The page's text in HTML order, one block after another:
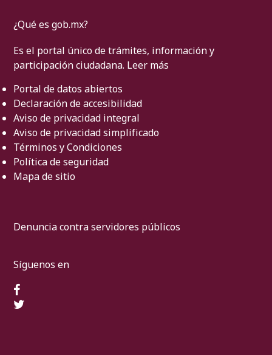
¿Qué es gob.mx?
Es el portal único de trámites, información y
participación ciudadana. Leer más
Portal de datos abiertos
Declaración de accesibilidad
Aviso de privacidad integral
Aviso de privacidad simplificado
Términos y Condiciones
Política de seguridad
Mapa de sitio
Denuncia contra servidores públicos
Síguenos en